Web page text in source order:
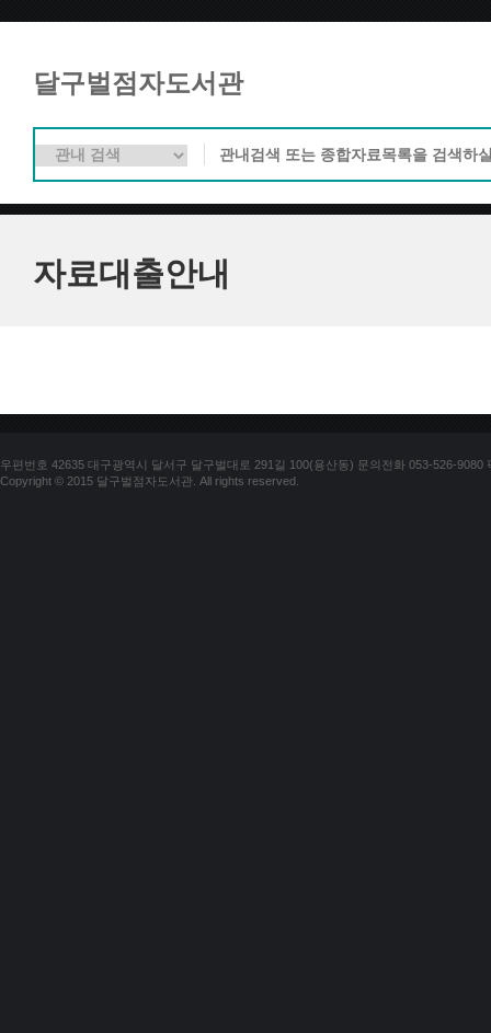
달구벌점자도서관
자료대출안내
우편번호 42635 대구광역시 달서구 달구벌대로 291길 100(용산동) 문의전화 053-526-9080
Copyright © 2015 달구벌점자도서관. All rights reserved.